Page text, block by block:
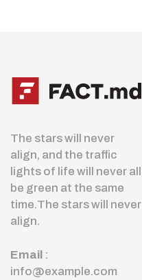
The stars will never
align, and the traffic
lights of life will never all
be green at the same
time.The stars will never
align.
Email :
info@example.com